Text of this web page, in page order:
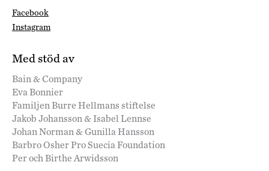
Facebook
Instagram
Med stöd av
Bain & Company
Eva Bonnier
Familjen Burre Hellmans stiftelse
Jakob Johansson & Isabel Lennse
Johan Norman & Gunilla Hansson
Barbro Osher Pro Suecia Foundation
Per och Birthe Arwidsson